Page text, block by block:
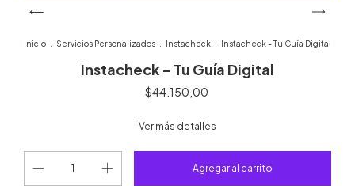
Inicio Servicios Personalizados Instacheck Instacheck - Tu Guía Digital
Instacheck - Tu Guía Digital
$44.150,00
Ver más detalles